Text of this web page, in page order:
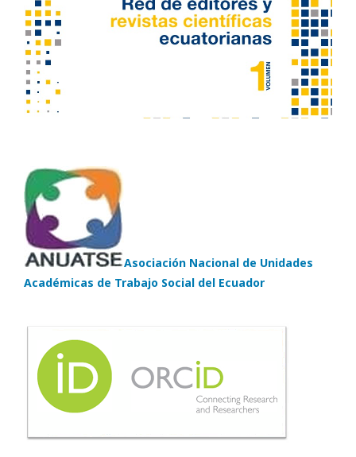
Asociación Nacional de Unidades
Académicas de Trabajo Social del Ecuador